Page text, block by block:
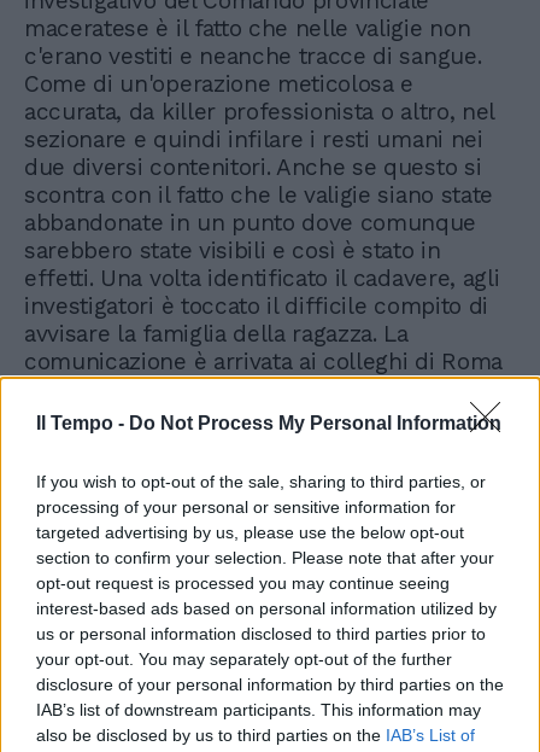
Il Tempo - Do Not Process My Personal Information
If you wish to opt-out of the sale, sharing to third parties, or
processing of your personal or sensitive information for
targeted advertising by us, please use the below opt-out
section to confirm your selection. Please note that after your
opt-out request is processed you may continue seeing
interest-based ads based on personal information utilized by
us or personal information disclosed to third parties prior to
your opt-out. You may separately opt-out of the further
disclosure of your personal information by third parties on the
IAB’s list of downstream participants. This information may
also be disclosed by us to third parties on the IAB’s List of
maceratese è il fatto che nelle valigie non
c'erano vestiti e neanche tracce di sangue.
Come di un'operazione meticolosa e
accurata, da killer professionista o altro, nel
sezionare e quindi infilare i resti umani nei
due diversi contenitori. Anche se questo si
scontra con il fatto che le valigie siano state
abbandonate in un punto dove comunque
sarebbero state visibili e così è stato in
effetti. Una volta identificato il cadavere, agli
investigatori è toccato il difficile compito di
avvisare la famiglia della ragazza. La
comunicazione è arrivata ai colleghi di Roma
dell'ordine hanno fermato tre persone
tratta di tre nigeriani, uno dei quali
inquadrato anche da alcune telecamere di
sicurezza.